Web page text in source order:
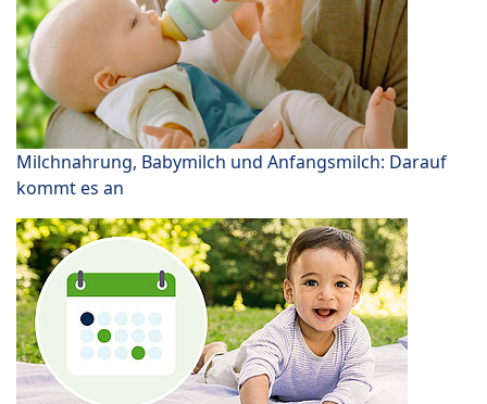
Milchnahrung, Babymilch und Anfangsmilch: Darauf
kommt es an